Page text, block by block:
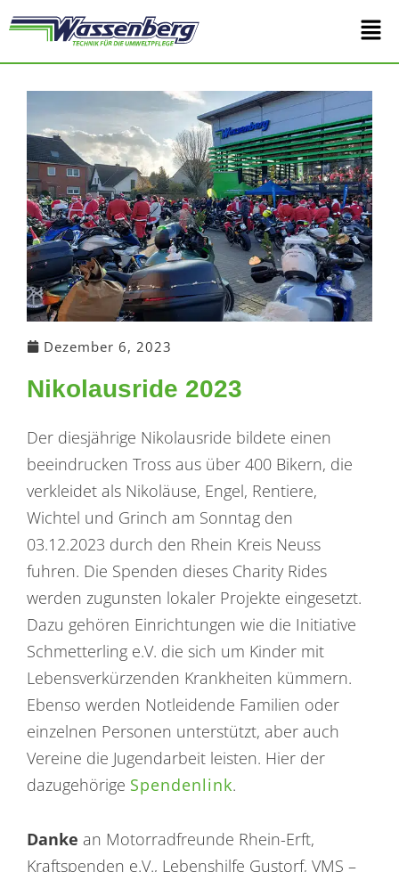
Inhalt
springen
Main
Dezember 6, 2023
Nikolausride 2023
Der diesjährige Nikolausride bildete einen
beeindrucken Tross aus über 400 Bikern, die
verkleidet als Nikoläuse, Engel, Rentiere,
Wichtel und Grinch am Sonntag den
03.12.2023 durch den Rhein Kreis Neuss
fuhren. Die Spenden dieses Charity Rides
werden zugunsten lokaler Projekte eingesetzt.
Dazu gehören Einrichtungen wie die Initiative
Schmetterling e.V. die sich um Kinder mit
Lebensverkürzenden Krankheiten kümmern.
Ebenso werden Notleidende Familien oder
einzelnen Personen unterstützt, aber auch
Vereine die Jugendarbeit leisten. Hier der
dazugehörige Spendenlink.
Danke an Motorradfreunde Rhein-Erft,
Kraftspenden e.V., Lebenshilfe Gustorf, VMS –